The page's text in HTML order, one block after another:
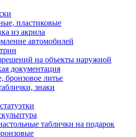
пластиковые
из акрила
автомобилей
на объекты наружной
документация
бронзовое литье
знаки
таблички на подарок